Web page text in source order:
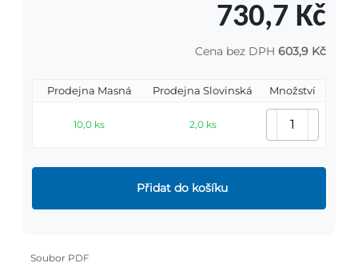
730,7 Kč
Cena bez DPH 603,9 Kč
Prodejna Masná Prodejna Slovinská Množství
10,0 ks 2,0 ks
Přidat do košíku
Soubor PDF